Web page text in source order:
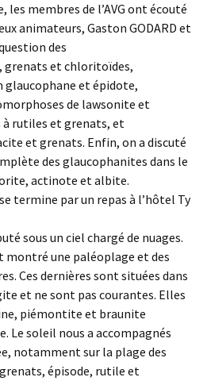
les membres de l’AVG ont écouté
animateurs, Gaston GODARD et
des
grenats et chloritoïdes,
glaucophane et épidote,
de lawsonite et
rutiles et grenats, et
et grenats. Enfin, on a discuté
des glaucophanites dans le
actinote et albite.
termine par un repas à l’hôtel Ty
sous un ciel chargé de nuages.
montré une paléoplage et des
Ces dernières sont situées dans
et ne sont pas courantes. Elles
piémontite et braunite
Le soleil nous a accompagnés
notamment sur la plage des
épisode, rutile et